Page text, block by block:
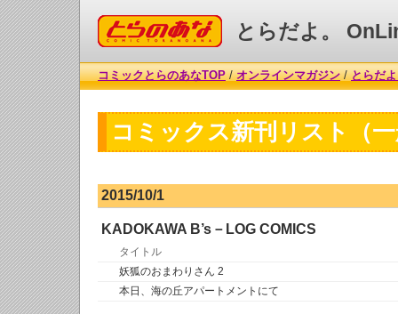
コミックとらのあな とらだよ。
コミックとらのあなTOP/オンラインマガジン/とらだ
コミックス新刊リスト（
2015/10/1
KADOKAWA B’s－LOG COMICS
タイトル
妖狐のおまわりさん 2
本日、海の丘アパートメントにて